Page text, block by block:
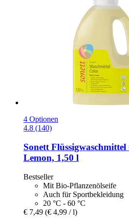
4 Optionen
4.8 (140)
Sonett
Lemon, 1,50 l
Bestseller
Mit Bio-Pflanzenölseife
Auch für Sportbekleidung
20 °C - 60 °C
€ 7,49 (€ 4,99 / l)